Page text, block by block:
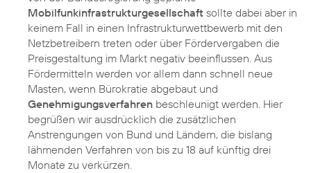
Mobilfunkinfrastrukturgesellschaft sollte dabei aber in
keinem Fall in einen Infrastrukturwettbewerb mit den
Netzbetreibern treten oder über Fördervergaben die
Preisgestaltung im Markt negativ beeinflussen. Aus
Fördermitteln werden vor allem dann schnell neue
Masten, wenn Bürokratie abgebaut und
Genehmigungsverfahren beschleunigt werden. Hier
begrüßen wir ausdrücklich die zusätzlichen
Anstrengungen von Bund und Ländern, die bislang
lähmenden Verfahren von bis zu 18 auf künftig drei
Monate zu verkürzen.